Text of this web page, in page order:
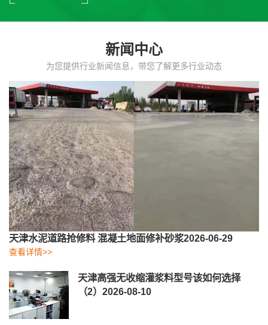
新闻中心
为您提供行业新闻信息，带您了解更多行业动态
天津水泥道路抢修料 混凝土地面修补砂浆2026-06-29
查看详情>>
天津高强无收缩灌浆料型号该如何选择
（2） 2026-08-10